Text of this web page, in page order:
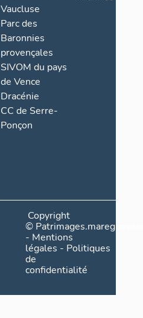
Vaucluse
Parc des
Baronnies
provençales
SIVOM du pays
de Vence
Dracénie
CC de Serre-
Ponçon
Copyright
©
- Mentions
légales - Politiques
de
confidentialité